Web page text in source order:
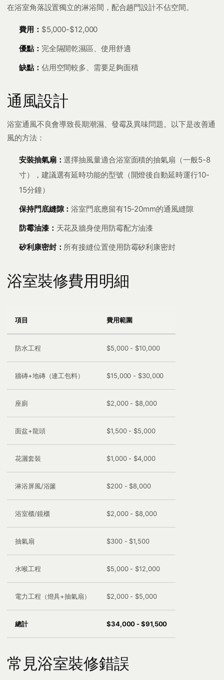
在浴室角落設置獨立的淋浴間，配合趟門設計不佔空間。
費用： $5,000-$12,000
優點： 完全隔開乾濕區、使用舒適
缺點： 佔用空間較多、需要足夠面積
通風設計
浴室通風不良會導致長期潮濕、發霉及異味問題。以下是改善通
風的方法：
安裝抽氣扇：選擇抽風量適合浴室面積的抽氣扇（一般5-8
寸），建議選有延時功能的型號（開燈後自動延時運行10-
15分鐘）
保持門底縫隙：浴室門底應留有15-20mm的通風縫隙
防霉油漆： 天花及牆身使用防霉配方油漆
矽利康密封： 所有接縫位置使用防霉矽利康密封
浴室裝修費用明細
項目 費用範圍
防水工程 $5,000 - $10,000
牆磚+地磚（連工包料） $15,000 - $30,000
座廁 $2,000 - $8,000
面盆+龍頭 $1,500 - $5,000
花灑套裝 $1,000 - $4,000
淋浴屏風/浴簾 $200 - $8,000
浴室櫃/鏡櫃 $2,000 - $8,000
抽氣扇 $300 - $1,500
水喉工程 $5,000 - $12,000
電力工程（燈具+抽氣扇） $2,000 - $5,000
總計 $34,000 - $91,500
常見浴室裝修錯誤